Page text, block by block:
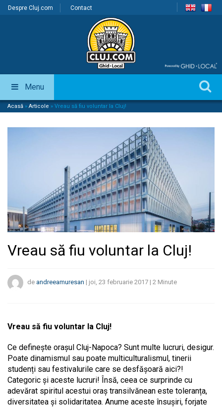
Despre Cluj.com Contact
Menu
Acasă » Articole » Vreau să fiu voluntar la Cluj!
Vreau să fiu voluntar la Cluj!
de andreeamuresan | joi, 23 februarie 2017 | 2 Minute
Vreau să fiu voluntar la Cluj!
Ce definește orașul Cluj-Napoca? Sunt multe lucruri, desigur.
Poate dinamismul sau poate multiculturalismul, tinerii
studenți sau festivalurile care se desfășoară aici?!
Categoric și aceste lucruri! Însă, ceea ce surprinde cu
adevărat spiritul acestui oraș transilvănean este toleranța,
diversitatea și solidaritatea. Anume aceste însușiri, forjate